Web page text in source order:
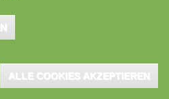
applies real-world
Driving high-performance
ALLE COOKIES AKZEPTIEREN